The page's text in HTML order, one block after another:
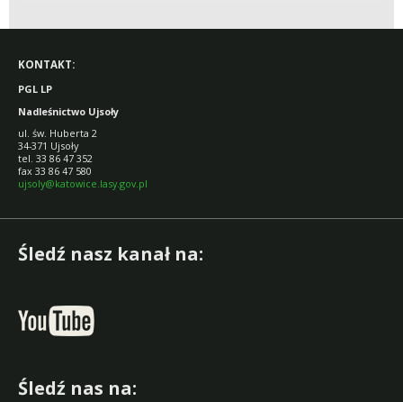
KONTAKT:
PGL LP
Nadleśnictwo Ujsoły
ul. św. Huberta 2
34-371 Ujsoły
tel. 33 86 47 352
fax 33 86 47 580
ujsoly@katowice.lasy.gov.pl
Śledź nasz kanał na:
Śledź nas na: